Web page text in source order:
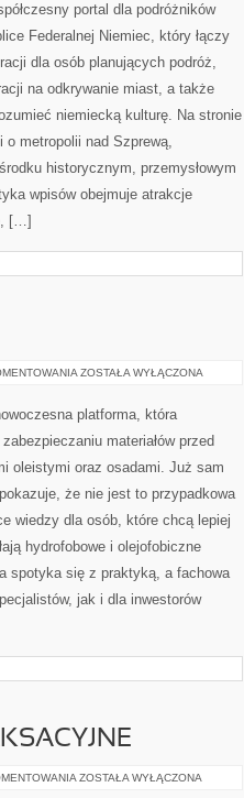
(FRANKFURT
AM
portal dla podróżników
Federalnej Niemiec, który łączy
dla osób planujących podróż,
na odkrywanie miast, a także
niemiecką kulturę. Na stronie
o metropolii nad Szprewą,
historycznym, przemysłowym
wpisów obejmuje atrakcje
[…]
EVERDRY
ZOSTAŁA WYŁĄCZONA
platforma, która
materiałów przed
oleistymi oraz osadami. Już sam
że nie jest to przypadkowa
wiedzy dla osób, które chcą lepiej
hydrofobowe i olejofobiczne
spotyka się z praktyką, a fachowa
jak i dla inwestorów
PREZENTY
ZOSTAŁA WYŁĄCZONA